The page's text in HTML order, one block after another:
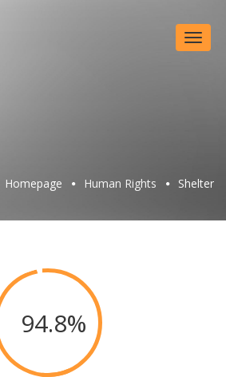
Homepage Human Rights Shelter
94.8%